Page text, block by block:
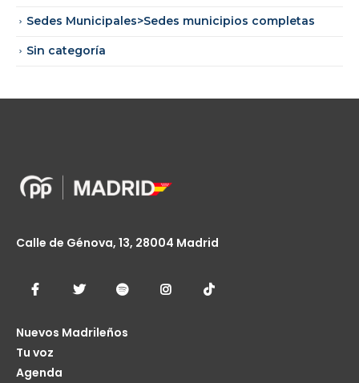
Sedes Municipales>Sedes municipios completas
Sin categoría
Calle de Génova, 13, 28004 Madrid
Nuevos Madrileños
Tu voz
Agenda